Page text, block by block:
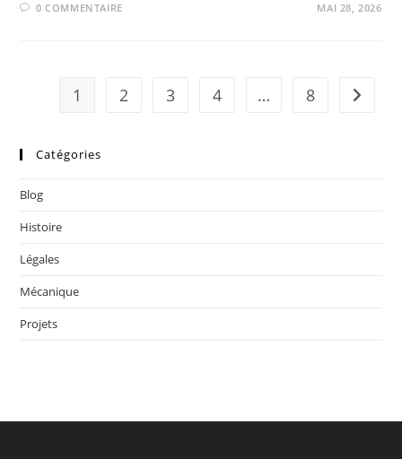
0 COMMENTAIRE MAI 28, 2026
1 2 3 4 … 8 Aller à
Catégories
Blog
Histoire
Légales
Mécanique
Projets